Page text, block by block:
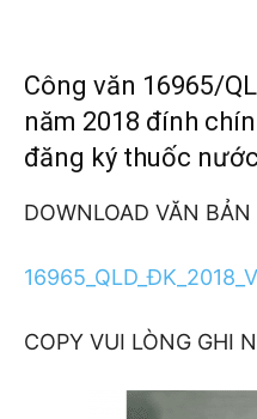
Công văn 16965/
năm 2018 đính
đăng ký thuốc
DOWNLOAD VĂN
COPY VUI LÒNG GHI